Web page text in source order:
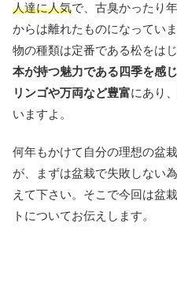
人達に人気で、古臭かったり
からは離れたものになってい
物の種類は定番である松をは
本が持つ魅力である四季を感
リンゴや万両など豊富にあり
いますよ。
何年もかけて自分の理想の盆
が、まずは盆栽で失敗しない
えて下さい。そこで今回は盆
トについてお伝えします。